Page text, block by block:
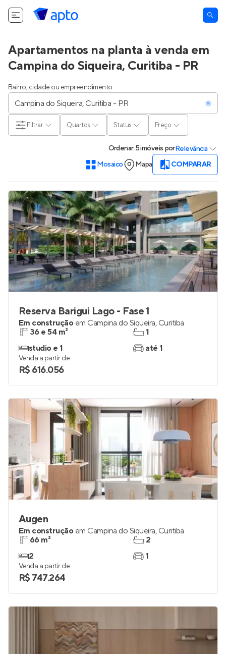
Apartamentos na planta à venda em
Campina do Siqueira, Curitiba - PR
Bairro, cidade ou empreendimento
Quartos Status Preço
Filtrar
Ordenar 5 imóveis porRelevância
Mosaico
Mapa COMPARAR
Reserva Barigui Lago - Fase 1
Em construção em Campina do Siqueira, Curitiba
36 e 54 m²
studio e 1
1
até 1
Venda a partir de
R$ 616.056
Augen
Em construção em Campina do Siqueira, Curitiba
66 m²
2
2
1
Venda a partir de
R$ 747.264